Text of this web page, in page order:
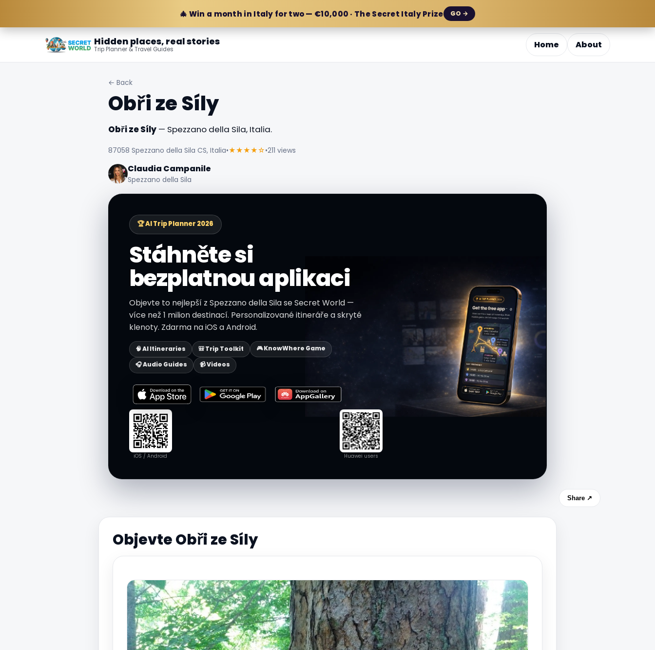
🎄 Win a month in Italy for two — €10,000 · The Secret Italy Prize GO →
Hidden places, real stories
Trip Planner & Travel Guides Home About
← Back
Obři ze Síly
Obři ze Síly— Spezzano della Sila, Italia.
87058 Spezzano della Sila CS, Italia•★★★★☆•211 views
Claudia Campanile
Spezzano della Sila
🏆 AI Trip Planner 2026
Stáhněte si
bezplatnou aplikaci
Objevte to nejlepší z Spezzano della Sila se Secret World —
více než 1 milion destinací. Personalizované itineráře a skryté
klenoty. Zdarma na iOS a Android.
🧠 AI Itineraries 🎒 Trip Toolkit
🎮 KnowWhere Game
🎧 Audio Guides
📹 Videos
iOS / Android Huawei users
Share ↗
Objevte Obři ze Síly